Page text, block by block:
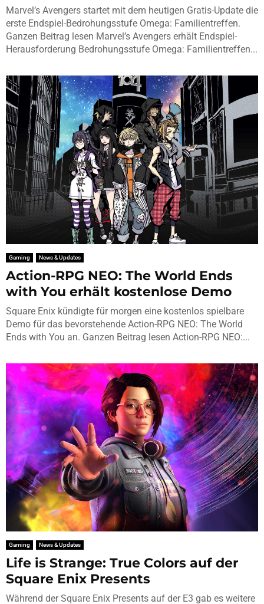
Marvel’s Avengers startet mit dem heutigen Gratis-Update die
erste Endspiel-Bedrohungsstufe Omega: Familientreffen.
Ganzen Beitrag lesen Marvel’s Avengers erhält Endspiel-
Herausforderung Bedrohungsstufe Omega: Familientreffen...
Gaming News & Updates
Action-RPG NEO: The World Ends
with You erhält kostenlose Demo
Square Enix kündigte für morgen eine kostenlos spielbare
Demo für das bevorstehende Action-RPG NEO: The World
Ends with You an. Ganzen Beitrag lesen Action-RPG NEO:...
Gaming News & Updates
Life is Strange: True Colors auf der
Square Enix Presents
Während der Square Enix Presents auf der E3 gab es weitere